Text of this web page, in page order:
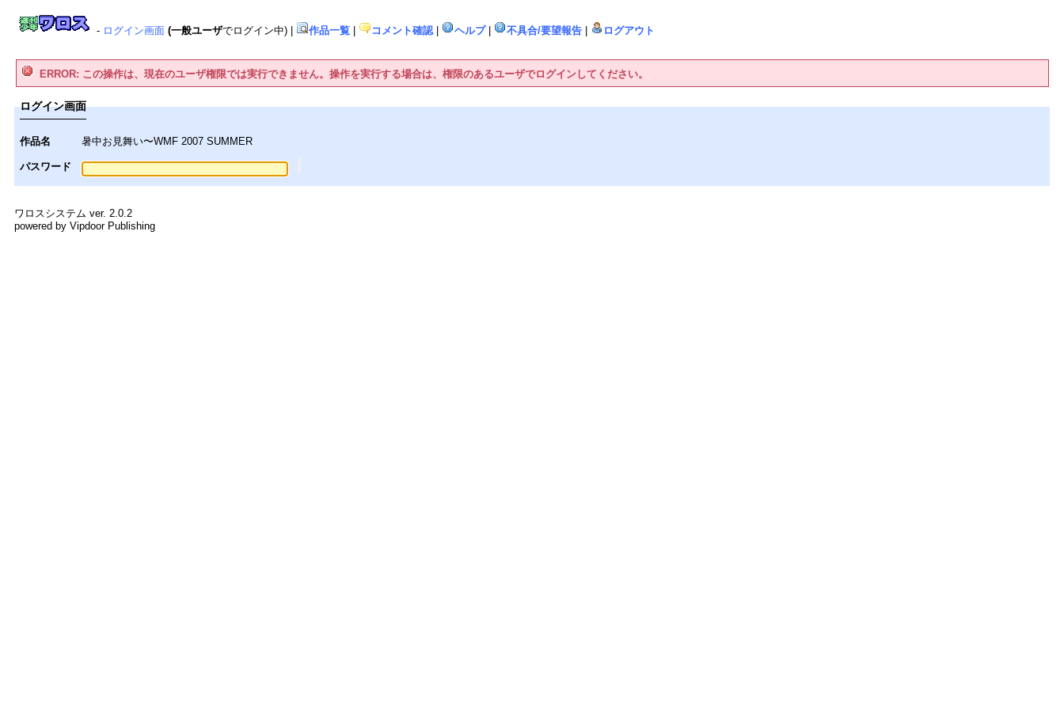
- ログイン画面 (一般ユーザでログイン中) 作品一覧 コメント確認| ヘルプ| 不具合/要望報告 ログアウト
ERROR: この操作は、現在のユーザ権限では実行できません。操作を実行する場合は、権限のあるユーザでログインしてください。
ログイン画面
作品名 暑中お見舞い〜WMF 2007 SUMMER
パスワード
ワロスシステム ver. 2.0.2
powered by Vipdoor Publishing